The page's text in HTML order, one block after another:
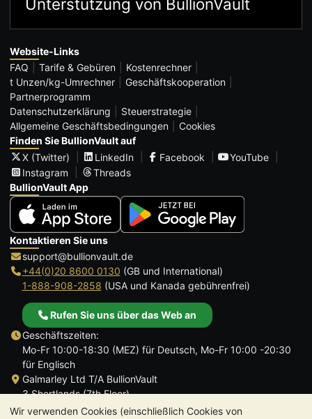
Wir verwenden Cookies (einschließlich Cookies von
Unterstützung von BullionVault
Website-Links
FAQ
Tarife & Gebüren
Kostenrechner
t Unzen/kg-Umrechner
Geschäftskooperation
Partnerprogramm
Datenschutzerklärung
Steuerstrategie
Allgemeine Geschäftsbedingungen
Cookies
Finden Sie BullionVault auf
X (Twitter)
LinkedIn Facebook
YouTube
Instagram
Threads
BullionVault App
Kontaktieren Sie uns
support@bullionvault.de
+44(0)20 8600 0130 (GB und International)
1-888-908-2858 (USA und Kanada gebührenfrei)
Rufen Sie uns über das Web an
Geschäftszeiten:
Mo-Fr 10:00-18:30 (MEZ) für Deutsch, Mo-Fr 10:00 -20:30
für Englisch
Galmarley Ltd T/A BullionVault
3 Shortlands (7th Floor)
Hammersmith